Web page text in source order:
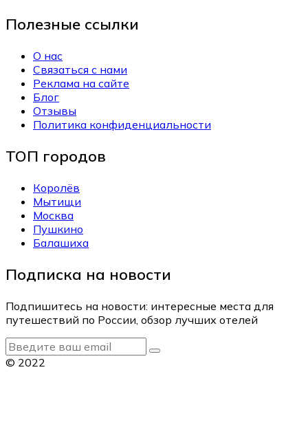
Полезные ссылки
О нас
Связаться с нами
Реклама на сайте
Блог
Отзывы
Политика конфиденциальности
ТОП городов
Королёв
Мытищи
Москва
Пушкино
Балашиха
Подписка на новости
Подпишитесь на новости: интересные места для
путешествий по России, обзор лучших отелей
© 2022